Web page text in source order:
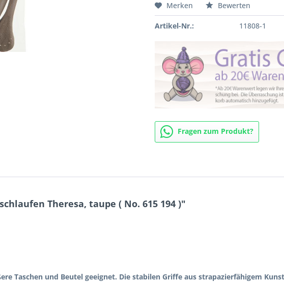
Merken Bewerten
Artikel-Nr.: 11808-1
Fragen zum Produkt?
Theresa, taupe ( No. 615 194 )"
Taschen und Beutel geeignet. Die stabilen Griffe aus strapazierfähigem